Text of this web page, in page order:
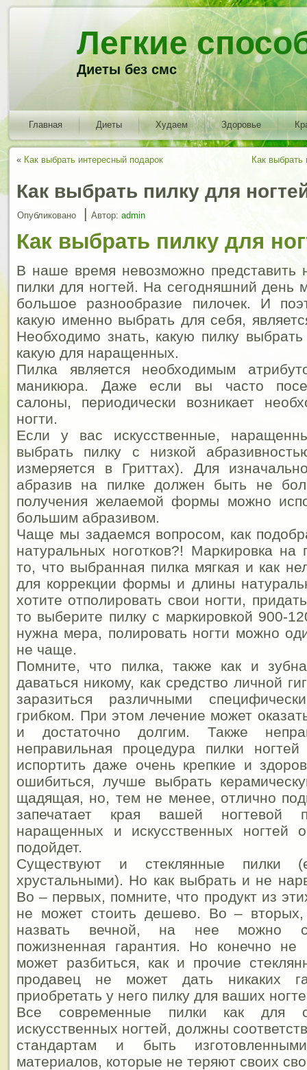
Легкие
Диеты без смс
Главная Диеты Худаем Здоровье
« Как выбрать интересный подарок Как
Как выбрать пилку для
Опубликовано | Автор: admin
Как выбрать пилку для
В наше время невозможно представить
пилки для ногтей. На сегодняшний день
большое разнообразие пилочек. И
какую именно выбрать для себя,
Необходимо знать, какую пилку
какую для наращенных.
Пилка является необходимым
маникюра. Даже если вы часто
салоны, периодически возникает
ногти.
Если у вас искусственные,
выбрать пилку с низкой
измеряется в Гриттах). Для
абразив на пилке должен быть не
получения желаемой формы можно
большим абразивом.
Чаще мы задаемся вопросом, как
натуральных ноготков?! Маркировка на
то, что выбранная пилка мягкая и как
для коррекции формы и длины
хотите отполировать свои ногти,
то выберите пилку с маркировкой 900-
нужна мера, полировать ногти можно
не чаще.
Помните, что пилка, также как и
даваться никому, как средство личной
заразиться различными
грибком. При этом лечение может
и достаточно долгим. Также
неправильная процедура пилки
испортить даже очень крепкие и
ошибиться, лучше выбрать
щадящая, но, тем не менее, отлично
запечатает края вашей ногтевой
наращенных и искусственных ногтей
подойдет.
Существуют и стеклянные пилки
хрустальными). Но как выбрать и не
Во – первых, помните, что продукт из
не может стоить дешево. Во –
назвать вечной, на нее можно
пожизненная гарантия. Но конечно
может разбиться, как и прочие
продавец не может дать никаких
приобретать у него пилку для ваших
Все современные пилки как для
искусственных ногтей, должны
стандартам и быть
материалов, которые не теряют своих